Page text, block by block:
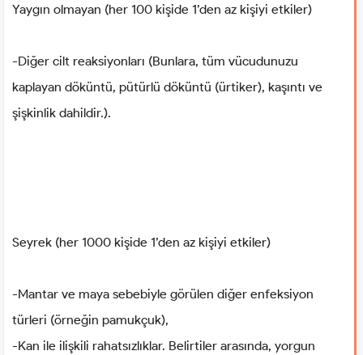
Yaygın olmayan (her 100 kişide 1’den az kişiyi etkiler)
-Diğer cilt reaksiyonları (Bunlara, tüm vücudunuzu
kaplayan döküntü, pütürlü döküntü (ürtiker), kaşıntı ve
şişkinlik dahildir.).
Seyrek (her 1000 kişide 1’den az kişiyi etkiler)
-Mantar ve maya sebebiyle görülen diğer enfeksiyon
türleri (örneğin pamukçuk),
-Kan ile ilişkili rahatsızlıklar. Belirtiler arasında, yorgun